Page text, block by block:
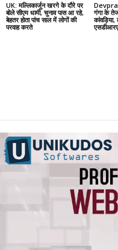
UK: मल्लिकार्जुन खरगे के दौरे पर
बोले सीएम धामी, चुनाव पास आ रहे,
बेहतर होता पांच साल में लोगों की
परवाह करते
गंगा के तेज